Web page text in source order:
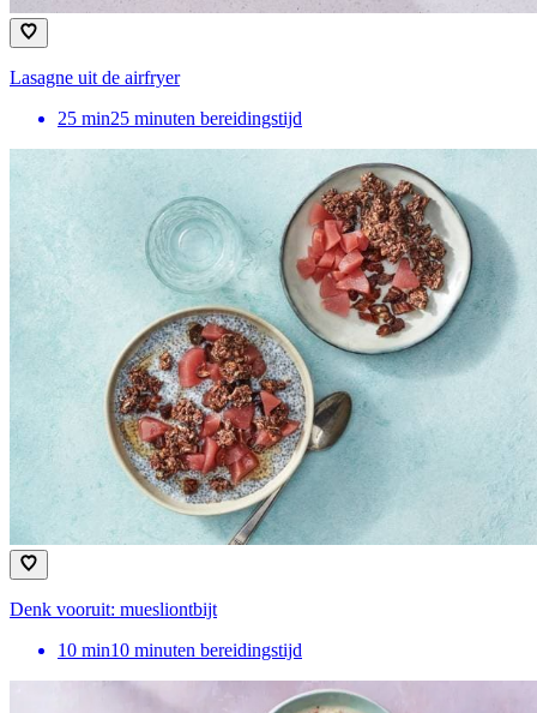
Lasagne uit de airfryer
25 min25 minuten bereidingstijd
Denk vooruit: muesliontbijt
10 min10 minuten bereidingstijd